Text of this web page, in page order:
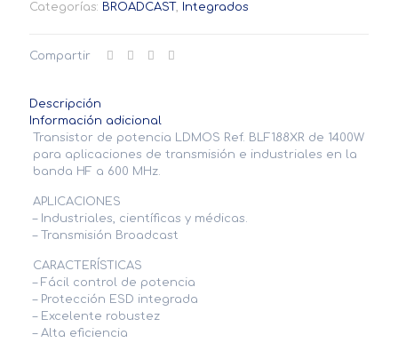
era:
$830,000.
es:
Categorías: BROADCAST , Integrados
Compartir
Descripción
Información adicional
Transistor de potencia LDMOS Ref. BLF188XR de 1400W
para aplicaciones de transmisión e industriales en la
banda HF a 600 MHz.
APLICACIONES
– Industriales, científicas y médicas.
– Transmisión Broadcast
CARACTERÍSTICAS
– Fácil control de potencia
– Protección ESD integrada
– Excelente robustez
– Alta eficiencia